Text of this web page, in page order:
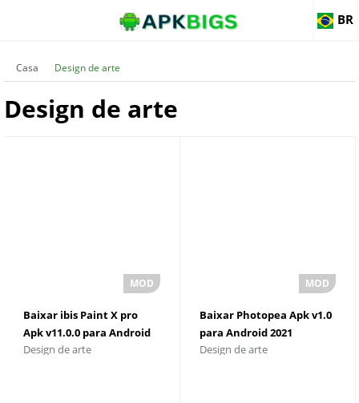
BR
Casa Design de arte
Design de arte
Baixar ibis Paint X pro
Apk v11.0.0 para Android
Design de arte
Baixar Photopea Apk v1.0
para Android 2021
Design de arte